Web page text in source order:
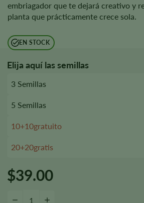
embriagador que te dejará creativo y
planta que prácticamente crece sola.
EN STOCK
Elija aquí las semillas
3 Semillas
5 Semillas
10+10gratuito
20+20gratis
$39.00
-